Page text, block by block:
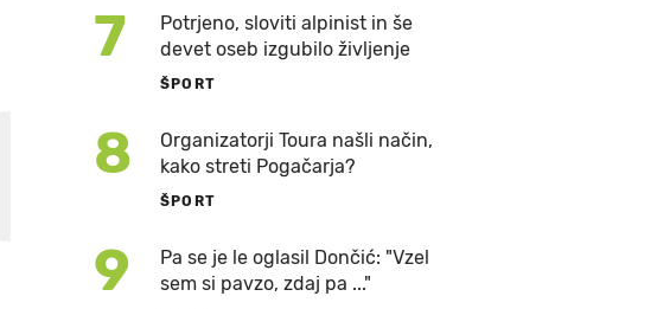
7
Potrjeno, sloviti alpinist in še
devet oseb izgubilo življenje
ŠPORT
8
Organizatorji Toura našli način,
kako streti Pogačarja?
ŠPORT
9
Pa se je le oglasil Dončić: "Vzel
sem si pavzo, zdaj pa ..."